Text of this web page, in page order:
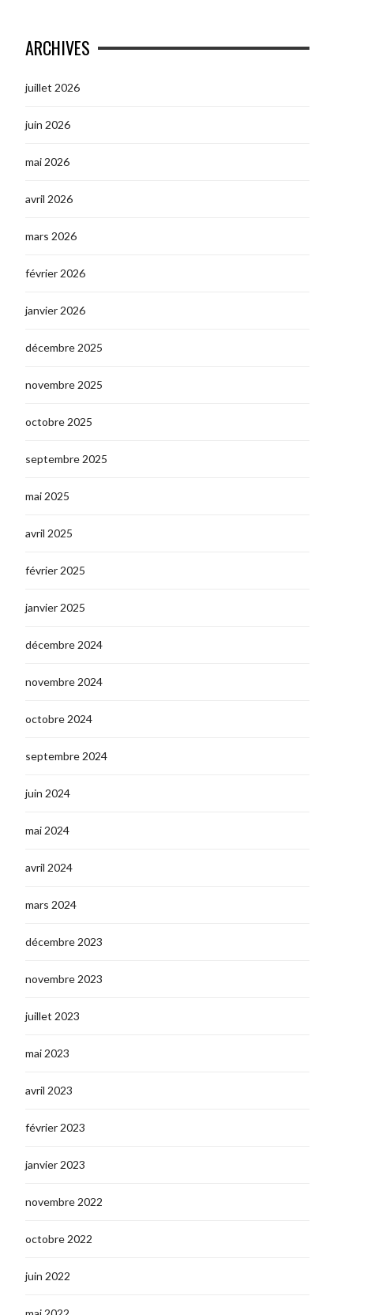
ARCHIVES
juillet 2026
juin 2026
mai 2026
avril 2026
mars 2026
février 2026
janvier 2026
décembre 2025
novembre 2025
octobre 2025
septembre 2025
mai 2025
avril 2025
février 2025
janvier 2025
décembre 2024
novembre 2024
octobre 2024
septembre 2024
juin 2024
mai 2024
avril 2024
mars 2024
décembre 2023
novembre 2023
juillet 2023
mai 2023
avril 2023
février 2023
janvier 2023
novembre 2022
octobre 2022
juin 2022